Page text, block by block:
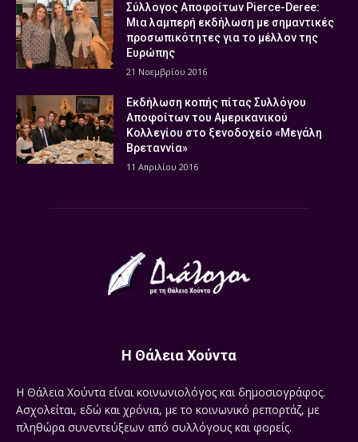
Σύλλογος Αποφοίτων Pierce-Deree:
Μια λαμπερή εκδήλωση με σημαντικές
προσωπικότητες για το μέλλον της
Ευρώπης
21 Νοεμβρίου 2016
Εκδήλωση κοπής πίτας Συλλόγου
Αποφοίτων του Αμερικανικού
Κολλεγίου στο ξενοδοχείο «Μεγάλη
Βρεταννία»
11 Απριλίου 2016
Η Θάλεια Χούντα
Η Θάλεια Χούντα είναι κοινωνιολόγος και δημοσιογράφος.
Ασχολείται, εδώ και χρόνια, με το κοινωνικό ρεπορτάζ, με
πληθώρα συνεντεύξεων από συλλόγους και φορείς.